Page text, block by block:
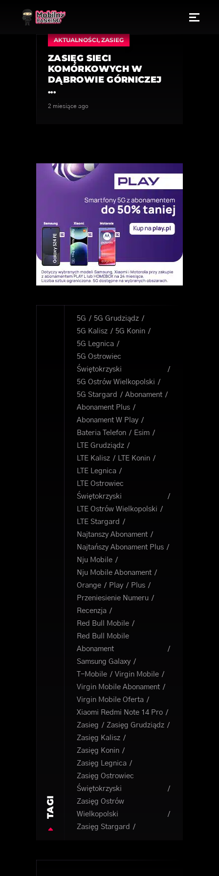
AKTUALNOŚCI,ZASIEG
ZASIĘG SIECI
KOMÓRKOWYCH W
DĄBROWIE GÓRNICZEJ
...
2 miesiące ago
TAGI
5G
5G Grudziądz
5G Kalisz
5G Konin
5G Legnica
5G Ostrowiec
Świętokrzyski
5G Ostrów Wielkopolski
5G Stargard
Abonament
Abonament Plus
Abonament W Play
Bateria Telefon
Esim
LTE Grudziądz
LTE Kalisz
LTE Konin
LTE Legnica
LTE Ostrowiec
Świętokrzyski
LTE Ostrów Wielkopolski
LTE Stargard
Najtanszy Abonament
Najtańszy Abonament Plus
Nju Mobile
Nju Mobile Abonament
Orange
Play
Plus
Przeniesienie Numeru
Recenzja
Red Bull Mobile
Red Bull Mobile
Abonament
Samsung Galaxy
T-Mobile
Virgin Mobile
Virgin Mobile Abonament
Virgin Mobile Oferta
Xiaomi Redmi Note 14 Pro
Zasieg
Zasięg Grudziądz
Zasięg Kalisz
Zasięg Konin
Zasięg Legnica
Zasięg Ostrowiec
Świętokrzyski
Zasięg Ostrów
Wielkopolski
Zasięg Stargard